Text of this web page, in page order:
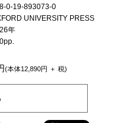
0-19-893073-0
UNIVERSITY PRESS
年
(本体12,890円 ＋ 税)